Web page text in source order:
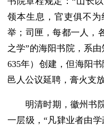
领本生息，官吏俱不
举；司匣，每都一人，
之学”的海阳书院，系
635年）创建，但海阳
邑人公议延聘，膏火支
明清时期，徽州书
一层级，“凡肄业者由